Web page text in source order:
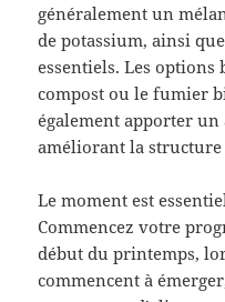
généralement un
de potassium, ainsi
essentiels. Les options
compost ou le fumier
également apporter
améliorant la structure
Le moment est
Commencez votre
début du printemps,
commencent à